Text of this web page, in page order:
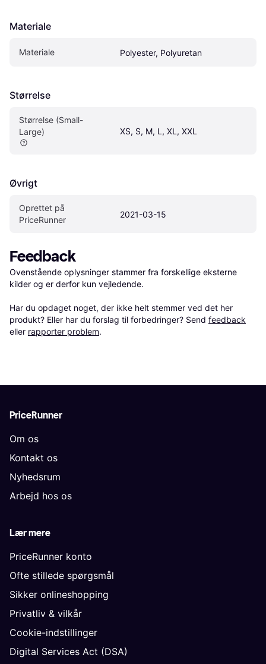
Materiale
Materiale Polyester, Polyuretan
Størrelse
Størrelse (Small-
Large)
XS, S, M, L, XL, XXL
Øvrigt
Oprettet på
PriceRunner
2021-03-15
Feedback
Ovenstående oplysninger stammer fra forskellige eksterne
kilder og er derfor kun vejledende.
Har du opdaget noget, der ikke helt stemmer ved det her
produkt? Eller har du forslag til forbedringer? Send feedback
eller rapporter problem.
PriceRunner
Om os
Kontakt os
Nyhedsrum
Arbejd hos os
Lær mere
PriceRunner konto
Ofte stillede spørgsmål
Sikker onlineshopping
Privatliv & vilkår
Cookie-indstillinger
Digital Services Act (DSA)